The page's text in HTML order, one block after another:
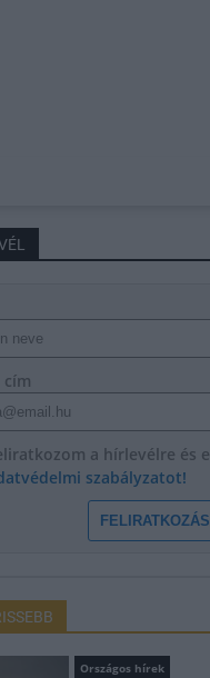
cím
a hírlevélre és
szabályzatot!
FELIRATKOZÁS
Országos hírek